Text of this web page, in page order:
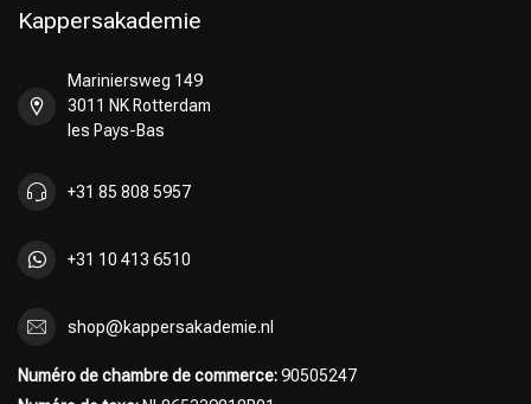
Kappersakademie
Mariniersweg 149
3011 NK Rotterdam
les Pays-Bas
+31 85 808 5957
+31 10 413 6510
shop@kappersakademie.nl
Numéro de chambre de commerce:90505247